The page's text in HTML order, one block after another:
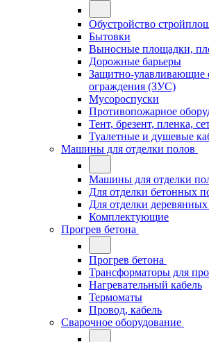
Обустройство
Бытовки
Выносные площадки,
Дорожные барьеры
Защитно-улавливающие
ограждения (ЗУС)
Мусороспуски
Противопожарное
Тент, брезент, пленка,
Туалетные и душевые
Машины для отделки полов
Машины для отделки
Для отделки бетонных
Для отделки
Комплектующие
Прогрев бетона
Прогрев бетона
Трансформаторы для
Нагревательный кабель
Термоматы
Провод, кабель
Сварочное оборудование